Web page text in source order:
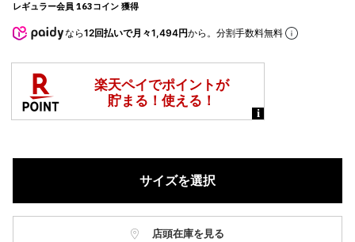
レギュラー会員 163コイン 獲得
なら12回払いで月々1,494円から。分割手数料無料
サイズを選択
店頭在庫を見る